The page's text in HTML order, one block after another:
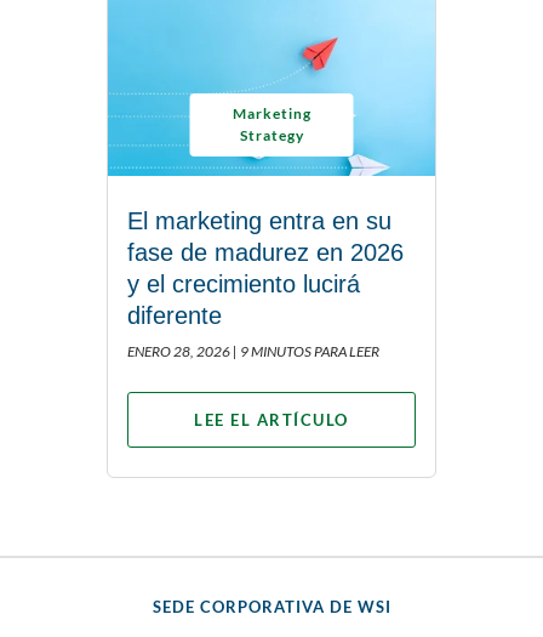
Marketing
Strategy
El marketing entra en su
fase de madurez en 2026
y el crecimiento lucirá
diferente
ENERO 28, 2026 | 9 MINUTOS PARA LEER
LEE EL ARTÍCULO
SEDE CORPORATIVA DE WSI